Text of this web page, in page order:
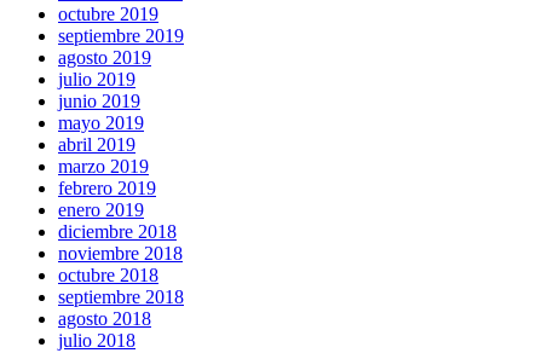
octubre 2019
septiembre 2019
agosto 2019
julio 2019
junio 2019
mayo 2019
abril 2019
marzo 2019
febrero 2019
enero 2019
diciembre 2018
noviembre 2018
octubre 2018
septiembre 2018
agosto 2018
julio 2018